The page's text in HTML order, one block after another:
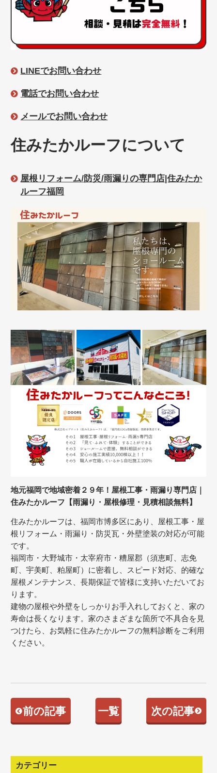
LINEでお問い合わせ
電話でお問い合わせ
メールでお問い合わせ
住みたかルーフについて
屋根リフォーム/防災/雨漏りの専門店|住みたか
ルーフ福岡
地元福岡で地域密着２９年！屋根工事・雨漏り専門店｜
住みたかルーフ【雨漏り・屋根修理・見積相談無料】
住みたかルーフは、福岡市博多区にあり、屋根工事・屋
根リフォーム・雨漏り・防災瓦・外壁塗装の対応が可能
です。
福岡市・大野城市・太宰府市・糟屋郡（須恵町、志免
町、宇美町、粕屋町）に密着し、スピード対応、的確な
屋根メンテナンス、長期保証で皆様に支持いただいてお
ります。
建物の屋根や外壁をしっかりお手入れしておくと、家の
寿命は長くなります。家のさまざまな箇所で不具合を見
つけたら、お気軽に住みたかルーフの無料診断をご利用
ください。
前の記事 一覧 次の記事
カテゴリー